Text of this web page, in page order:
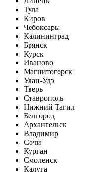
Тула
Киров
Чебоксары
Калининград
Брянск
Курск
Иваново
Магнитогорск
Улан-Удэ
Тверь
Ставрополь
Нижний Тагил
Белгород
Архангельск
Владимир
Сочи
Курган
Смоленск
Калуга